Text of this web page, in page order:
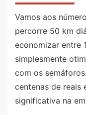
Vamos aos
percorre 50 km
economizar entre
simplesmente
com os
centenas de reais
significativa na